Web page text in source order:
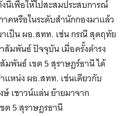
นี้เพื่อให้ไปสะสมประสบการณ์
คหรือในระดับสำนักกองมาแล้ว
เป็น ผอ.สทท. เช่น กรณี สุดฤทัย
สัมพันธ์ ปัจจุบัน เมื่อครั้งดำรง
พันธ์ เขต 5 สุราษฎร์ธานี ได้
แหน่ง ผอ.สทท. เช่นเดียวกับ
เชาวน์แล่น ย้ายมาจาก
ต 5 สุราษฎรธานี